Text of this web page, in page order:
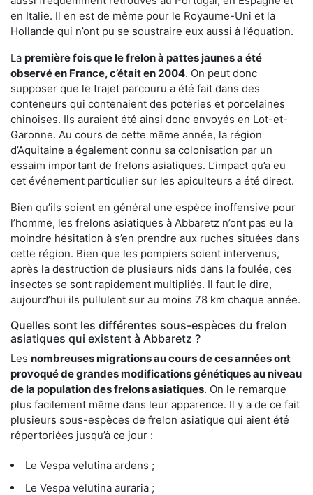
en Italie. Il en est de même pour le Royaume-Uni et la
Hollande qui n’ont pu se soustraire eux aussi à l’équation.
La première fois que le frelon à pattes jaunes a été
observé en France, c’était en 2004. On peut donc
supposer que le trajet parcouru a été fait dans des
conteneurs qui contenaient des poteries et porcelaines
chinoises. Ils auraient été ainsi donc envoyés en Lot-et-
Garonne. Au cours de cette même année, la région
d’Aquitaine a également connu sa colonisation par un
essaim important de frelons asiatiques. L’impact qu’a eu
cet événement particulier sur les apiculteurs a été direct.
Bien qu’ils soient en général une espèce inoffensive pour
l’homme, les frelons asiatiques à Abbaretz n’ont pas eu la
moindre hésitation à s’en prendre aux ruches situées dans
cette région. Bien que les pompiers soient intervenus,
après la destruction de plusieurs nids dans la foulée, ces
insectes se sont rapidement multipliés. Il faut le dire,
aujourd’hui ils pullulent sur au moins 78 km chaque année.
Quelles sont les différentes sous-espèces du frelon
asiatiques qui existent à Abbaretz ?
Les nombreuses migrations au cours de ces années ont
provoqué de grandes modifications génétiques au niveau
de la population des frelons asiatiques. On le remarque
plus facilement même dans leur apparence. Il y a de ce fait
plusieurs sous-espèces de frelon asiatique qui aient été
répertoriées jusqu’à ce jour :
Le Vespa velutina ardens ;
Le Vespa velutina auraria ;